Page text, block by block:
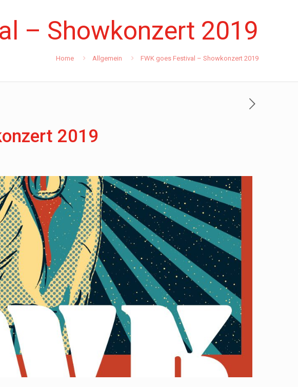
– Showkonzert 2019
Home Allgemein FWK goes Festival – Showkonzert 2019
2019